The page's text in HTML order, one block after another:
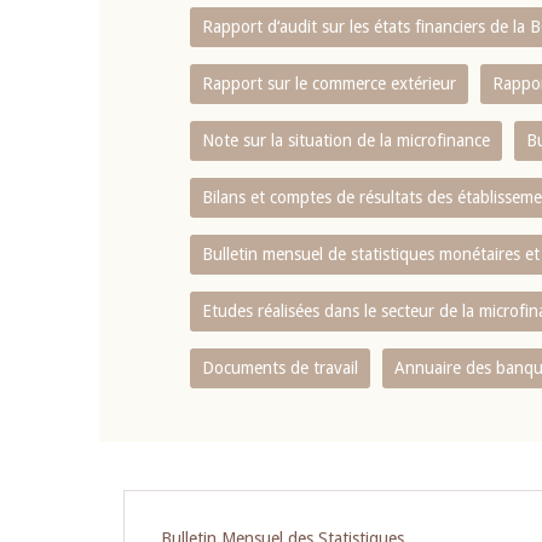
Rapport d‘audit sur les états financiers de la
Rapport sur le commerce extérieur
Note sur la situation de la microfinance
Bilans et comptes de résultats des
Bulletin mensuel de statistiques monétaires
Etudes réalisées dans le secteur de la
Documents de travail Annuaire des